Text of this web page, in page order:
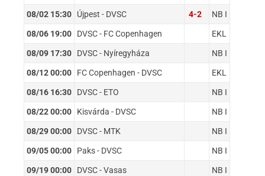
08/02 15:30 Újpest - DVSC 4-2 NB I
08/06 19:00 DVSC - FC Copenhagen EKL
08/09 17:30 DVSC - Nyíregyháza NB I
08/12 00:00 FC Copenhagen - DVSC EKL
08/16 16:30 DVSC - ETO NB I
08/22 00:00 Kisvárda - DVSC NB I
08/29 00:00 DVSC - MTK NB I
09/05 00:00 Paks - DVSC NB I
09/19 00:00 DVSC - Vasas NB I